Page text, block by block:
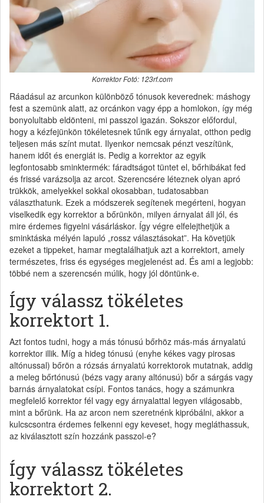
Korrektor Fotó: 123rf.com
Ráadásul az arcunkon különböző tónusok keverednek: máshogy
fest a szemünk alatt, az orcánkon vagy épp a homlokon, így még
bonyolultabb eldönteni, mi passzol igazán. Sokszor előfordul,
hogy a kézfejünkön tökéletesnek tűnik egy árnyalat, otthon pedig
teljesen más színt mutat. Ilyenkor nemcsak pénzt veszítünk,
hanem időt és energiát is. Pedig a korrektor az egyik
legfontosabb sminktermék: fáradtságot tüntet el, bőrhibákat fed
és frissé varázsolja az arcot. Szerencsére léteznek olyan apró
trükkök, amelyekkel sokkal okosabban, tudatosabban
választhatunk. Ezek a módszerek segítenek megérteni, hogyan
viselkedik egy korrektor a bőrünkön, milyen árnyalat áll jól, és
mire érdemes figyelni vásárláskor. Így végre elfelejthetjük a
sminktáska mélyén lapuló „rossz választásokat”. Ha követjük
ezeket a tippeket, hamar megtalálhatjuk azt a korrektort, amely
természetes, friss és egységes megjelenést ad. És ami a legjobb:
többé nem a szerencsén múlik, hogy jól döntünk-e.
Így válassz tökéletes
korrektort 1.
Azt fontos tudni, hogy a más tónusú bőrhöz más-más árnyalatú
korrektor illik. Míg a hideg tónusú (enyhe kékes vagy pirosas
altónussal) bőrön a rózsás árnyalatú korrektorok mutatnak, addig
a meleg bőrtónusú (bézs vagy arany altónusú) bőr a sárgás vagy
barnás árnyalatokat csípi. Fontos tanács, hogy a számunkra
megfelelő korrektor fél vagy egy árnyalattal legyen világosabb,
mint a bőrünk. Ha az arcon nem szeretnénk kipróbálni, akkor a
kulcscsontra érdemes felkenni egy keveset, hogy megláthassuk,
az kiválasztott szín hozzánk passzol-e?
Így válassz tökéletes
korrektort 2.